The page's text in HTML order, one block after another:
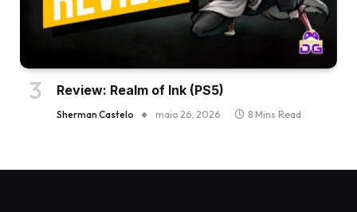
Review: Realm of Ink (PS5)
Sherman Castelo maio 26, 2026 8 Mins Read